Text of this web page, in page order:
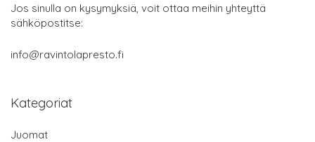
Jos sinulla on kysymyksiä, voit ottaa meihin yhteyttä
sähköpostitse:
info@ravintolapresto.fi
Kategoriat
Juomat